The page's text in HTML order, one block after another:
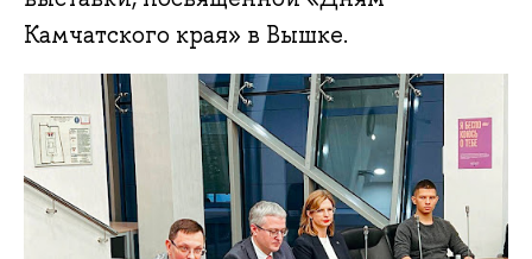
Камчатского края» в Вышке.